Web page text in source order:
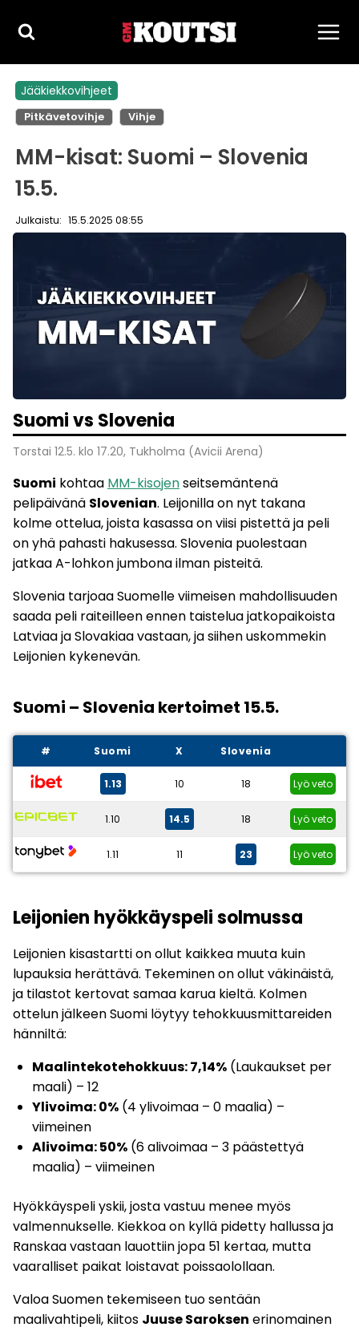
sisältöön
Jääkiekkovihjeet
Pitkävetovihje Vihje
MM-kisat: Suomi – Slovenia
15.5.
Julkaistu: 15.5.2025 08:55
Suomi vs Slovenia
Torstai 12.5. klo 17.20, Tukholma (Avicii Arena)
Suomi kohtaa MM-kisojenseitsemäntenä
pelipäivänä Slovenian. Leijonilla on nyt takana
kolme ottelua, joista kasassa on viisi pistettä ja peli
on yhä pahasti hakusessa. Slovenia puolestaan
jatkaa A-lohkon jumbona ilman pisteitä.
Slovenia tarjoaa Suomelle viimeisen mahdollisuuden
saada peli raiteilleen ennen taistelua jatkopaikoista
Latviaa ja Slovakiaa vastaan, ja siihen uskommekin
Leijonien kykenevän.
Suomi – Slovenia kertoimet 15.5.
# Suomi X Slovenia
1.13 10 18 Lyö veto
1.10 14.5 18 Lyö veto
1.11 11 23 Lyö veto
Leijonien hyökkäyspeli solmussa
Leijonien kisastartti on ollut kaikkea muuta kuin
lupauksia herättävä. Tekeminen on ollut väkinäistä,
ja tilastot kertovat samaa karua kieltä. Kolmen
ottelun jälkeen Suomi löytyy tehokkuusmittareiden
hänniltä:
Maalintekotehokkuus: 7,14% (Laukaukset per
maali) – 12
Ylivoima: 0% (4 ylivoimaa – 0 maalia) –
viimeinen
Alivoima: 50% (6 alivoimaa – 3 päästettyä
maalia) – viimeinen
Hyökkäyspeli yskii, josta vastuu menee myös
valmennukselle. Kiekkoa on kyllä pidetty hallussa ja
Ranskaa vastaan lauottiin jopa 51 kertaa, mutta
vaaralliset paikat loistavat poissaolollaan.
Valoa Suomen tekemiseen tuo sentään
maalivahtipeli, kiitos Juuse Saroksen erinomainen